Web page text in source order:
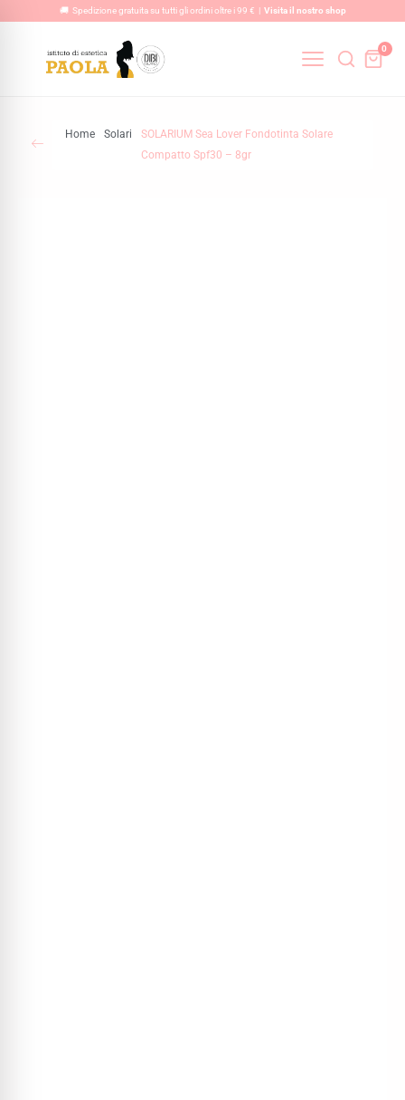
contenuto
🚚 Spedizione gratuita su tutti gli ordini oltre i 99 € | Visita il nostro shop
0
Home Solari
SOLARIUM Sea Lover Fondotinta Solare
Compatto Spf30 – 8gr